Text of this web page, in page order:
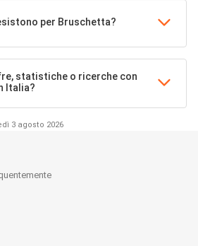
per Bruschetta?
statistiche o ricerche con
Italia?
3 agosto 2026